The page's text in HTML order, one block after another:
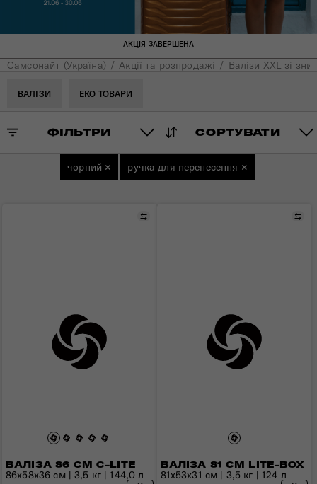
АКЦІЯ ЗАВЕРШЕНА
Самсонайт (Україна) Акції та розпродажі Валізи XXL зі
ВАЛІЗИ ЕКО ТОВАРИ
ФІЛЬТРИ СОРТУВАТИ
чорний × ручка для перенесення ×
ВАЛІЗА 86 СМ C-LITE
Порівняти
86x58x36 см | 3,5 кг | 144,0 л
ВАЛІЗА 81 СМ LITE-BOX
81x53x31 см | 3,5 кг | 124 л